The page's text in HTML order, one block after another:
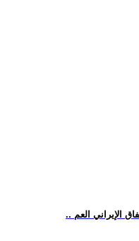
الإيراني العم